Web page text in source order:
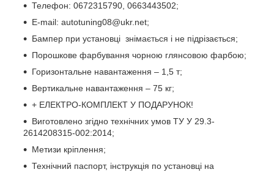
Телефон: 0672315790, 0663443502;
Е-mail: autotuning08@ukr.net;
Бампер при установці знімається і не підрізається;
Порошкове фарбування чорною глянсовою фарбою;
Горизонтальне навантаження – 1,5 т;
Вертикальне навантаження – 75 кг;
+ ЕЛЕКТРО-КОМПЛЕКТ У ПОДАРУНОК!
Виготовлено згідно технічних умов ТУ У 29.3-
2614208315-002:2014;
Метизи кріплення;
Технічний паспорт, інструкція по установці на